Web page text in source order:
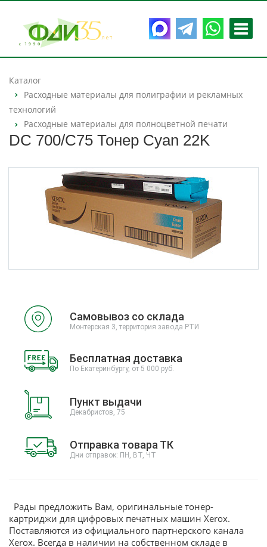
Каталог
Расходные материалы для полиграфии и рекламных
технологий
Расходные материалы для полноцветной печати
DC 700/С75 Тонер Cyan 22K
Самовывоз со склада
Монтерская 3, территория завода РТИ
Бесплатная доставка
По Екатеринбургу, от 5 000 руб.
Пункт выдачи
Декабристов, 75
Отправка товара ТК
Дни отправок: ПН, ВТ, ЧТ
Рады предложить Вам, оригинальные тонер-
картриджи для цифровых печатных машин Xerox.
Поставляются из официального партнерского канала
Xerox. Всегда в наличии на собственном складе в